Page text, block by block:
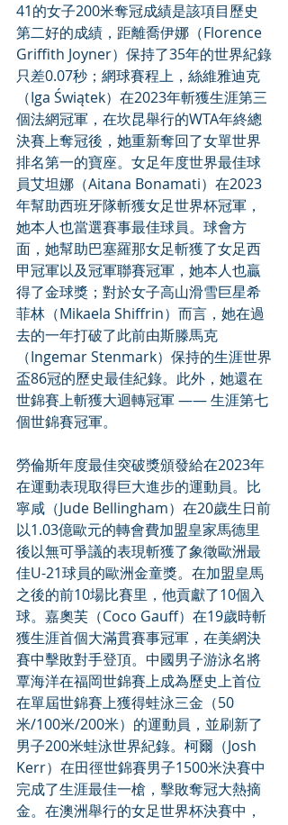
41的女子200米奪冠成績是該項目歷史
第二好的成績，距離喬伊娜（Florence
Griffith Joyner）保持了35年的世界紀錄
只差0.07秒；網球賽程上，絲維雅迪克
（Iga Świątek）在2023年斬獲生涯第三
個法網冠軍，在坎昆舉行的WTA年終總
決賽上奪冠後，她重新奪回了女單世界
排名第一的寶座。女足年度世界最佳球
員艾坦娜（Aitana Bonamati）在2023
年幫助西班牙隊斬獲女足世界杯冠軍，
她本人也當選賽事最佳球員。球會方
面，她幫助巴塞羅那女足斬獲了女足西
甲冠軍以及冠軍聯賽冠軍，她本人也贏
得了金球獎；對於女子高山滑雪巨星希
菲林（Mikaela Shiffrin）而言，她在過
去的一年打破了此前由斯滕馬克
（Ingemar Stenmark）保持的生涯世界
盃86冠的歷史最佳紀錄。此外，她還在
世錦賽上斬獲大迴轉冠軍 —— 生涯第七
個世錦賽冠軍。
勞倫斯年度最佳突破獎頒發給在2023年
在運動表現取得巨大進步的運動員。比
寧咸（Jude Bellingham）在20歲生日前
以1.03億歐元的轉會費加盟皇家馬德里
後以無可爭議的表現斬獲了象徵歐洲最
佳U-21球員的歐洲金童獎。在加盟皇馬
之後的前10場比賽里，他貢獻了10個入
球。嘉奧芙（Coco Gauff）在19歲時斬
獲生涯首個大滿貫賽事冠軍，在美網決
賽中擊敗對手登頂。中國男子游泳名將
覃海洋在福岡世錦賽上成為歷史上首位
在單屆世錦賽上獲得蛙泳三金（50
米/100米/200米）的運動員，並刷新了
男子200米蛙泳世界紀錄。柯爾（Josh
Kerr）在田徑世錦賽男子1500米決賽中
完成了生涯最佳一槍，擊敗奪冠大熱摘
金。在澳洲舉行的女足世界杯決賽中，